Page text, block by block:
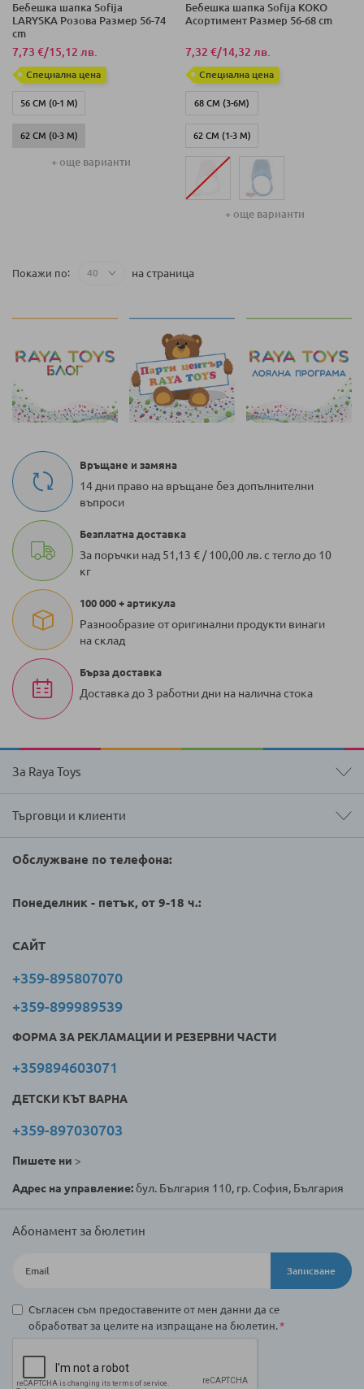
Бебешка шапка Sofija
LARYSKA Розова Размер 56-74
cm
7,73 €/15,12 лв.
Специална цена
56 СМ (0-1 М)
62 СМ (0-3 М)
68 СМ (3-6 М)
+ още варианти
Бебешка шапка Sofija KOKO
Асортимент Размер 56-68 cm
7,32 €/14,32 лв.
Специална цена
68 СМ (3-6М)
62 СМ (1-3 М)
56 СМ (0-1 М)
+ още варианти
Покажи по на страница
Връщане и замяна
14 дни право на връщане без допълнителни
въпроси
Безплатна доставка
За поръчки над 51,13 € / 100,00 лв. с тегло до 10
кг
100 000 + артикула
Разнообразие от оригинални продукти винаги
на склад
Бърза доставка
Доставка до 3 работни дни на налична стока
За Raya Toys
Търговци и клиенти
Обслужване по телефона:
Понеделник - петък, от 9-18 ч.:
САЙТ
+359-895807070
+359-899989539
ФОРМА ЗА РЕКЛАМАЦИИ И РЕЗЕРВНИ ЧАСТИ
+359894603071
ДЕТСКИ КЪТ ВАРНА
+359-897030703
Пишете ни >
Адрес на управление:бул. България 110, гр. София, България
Абонамент за бюлетин
Записване
Съгласен съм предоставените от мен данни да се
обработват за целите на изпращане на бюлетин.